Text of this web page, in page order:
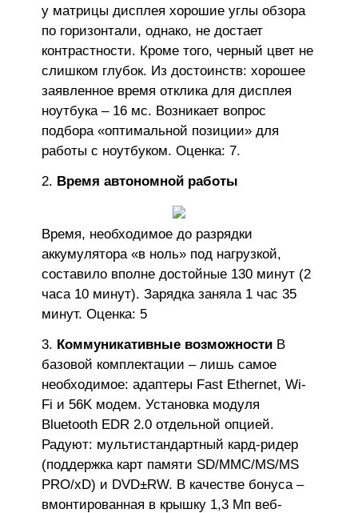
у матрицы дисплея хорошие углы обзора
по горизонтали, однако, не достает
контрастности. Кроме того, черный цвет не
слишком глубок. Из достоинств: хорошее
заявленное время отклика для дисплея
ноутбука – 16 мс. Возникает вопрос
подбора «оптимальной позиции» для
работы с ноутбуком. Оценка: 7.
Время автономной работы
Время, необходимое до разрядки
аккумулятора «в ноль» под нагрузкой,
составило вполне достойные 130 минут (2
часа 10 минут). Зарядка заняла 1 час 35
минут. Оценка: 5
Коммуникативные возможностиВ
базовой комплектации – лишь самое
необходимое: адаптеры Fast Ethernet, Wi-
Fi и 56K модем. Установка модуля
Bluetooth EDR 2.0 отдельной опцией.
Радуют: мультистандартный кард-ридер
(поддержка карт памяти SD/MMC/MS/MS
PRO/xD) и DVD±RW. В качестве бонуса –
вмонтированная в крышку 1,3 Мп веб-